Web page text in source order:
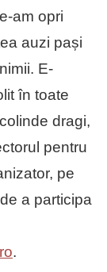
am opri
auzi pași
E-
în toate
dragi,
pentru
pe
a participa
.